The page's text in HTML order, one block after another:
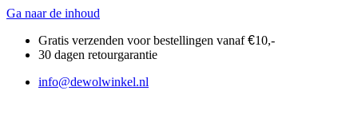
Ga naar de inhoud
Gratis verzenden voor bestellingen vanaf€10,-
30 dagen retourgarantie
info@dewolwinkel.nl